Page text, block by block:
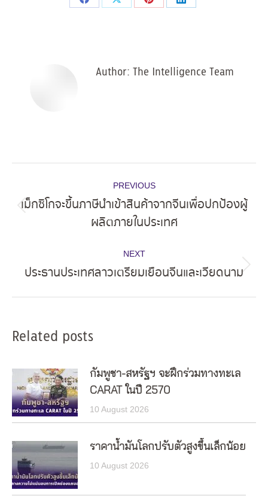
Share
Share
Share
Share
Author: The Intelligence Team
navigation
PREVIOUS
Previous
post:
เม็กซิโกจะขึ้นภาษีนำเข้าสินค้าจากจีนเพื่อปกป้องผู้
ผลิตภายในประเทศ
NEXT
Next
ประธานประเทศลาวเตรียมเยือนจีนและเวียดนาม
Related posts
กัมพูชา-สหรัฐฯ จะฝึกร่วมทางทะเล
CARAT ในปี 2570
10 August 2026
ราคาน้ำมันโลกปรับตัวสูงขึ้นเล็กน้อย
10 August 2026